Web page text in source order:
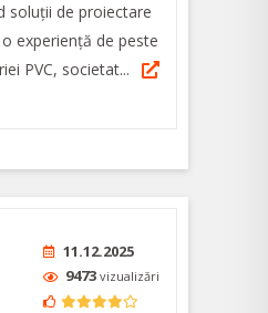
soluții de proiectare
experiență de peste
PVC, societat...
11.12.2025
9473 vizualizări